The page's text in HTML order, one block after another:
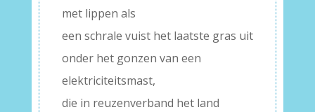
met lippen als
een schrale vuist het laatste gras uit
onder het gonzen van een
elektriciteitsmast,
die in reuzenverband het land